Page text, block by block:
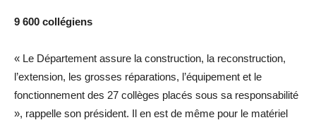
9 600 collégiens
« Le Département assure la construction, la reconstruction,
l’extension, les grosses réparations, l’équipement et le
fonctionnement des 27 collèges placés sous sa responsabilité
», rappelle son président. Il en est de même pour le matériel